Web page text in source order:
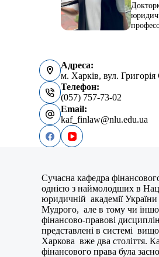
Адреса:
м. Харків, вул.
Телефон:
(057) 757-73-02
Email:
kaf_finlaw@nlu.edu.ua
Сучасна кафедра
однією з наймолодших в
юридичній академії України
Мудрого, але в тому чи
фінансово-правові
представлені в системі
Харкова вже два століття.
фінансового права була